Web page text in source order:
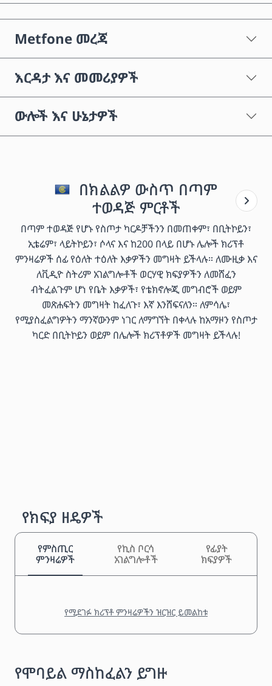
Metfone መረጃ
እርዳታ እና መመሪያዎች
ውሎች እና ሁኔታዎች
በክልልዎ ውስጥ በጣም
ተወዳጅ ምርቶች
በጣም ተወዳጅ የሆኑ የስጦታ ካርዶቻችንን በመጠቀም፣ በቢትኮይን፣
ኢቴሬም፣ ላይትኮይን፣ ሶላና እና ከ200 በላይ በሆኑ ሌሎች ክሪፕቶ
ምንዛሬዎች ሰፊ የዕለት ተዕለት እቃዎችን መግዛት ይችላሉ። ለሙዚቃ እና
ለቪዲዮ ስትሪም አገልግሎቶች ወርሃዊ ክፍያዎችን ለመሸፈን
ብትፈልጉም ሆነ የቤት እቃዎች፣ የቴክኖሎጂ መግብሮች ወይም
መጽሐፍትን መግዛት ከፈለጉ፣ እኛ እንሸፍናለን። ለምሳሌ፣
የሚያስፈልግዎትን ማንኛውንም ነገር ለማግኘት በቀላሉ ከአማዞን የስጦታ
ካርድ በቢትኮይን ወይም በሌሎች ክሪፕቶዎች መግዛት ይችላሉ!
የክፍያ ዘዴዎች
የምስጢር
ምንዛሬዎች
የኪስ ቦርሳ
አገልግሎቶች
የፊያት
ክፍያዎች
የሚደገፉ ክሪፕቶ ምንዛሬዎችን ዝርዝር ይመልከቱ
የሞባይል ማስከፈልን ይግዙ